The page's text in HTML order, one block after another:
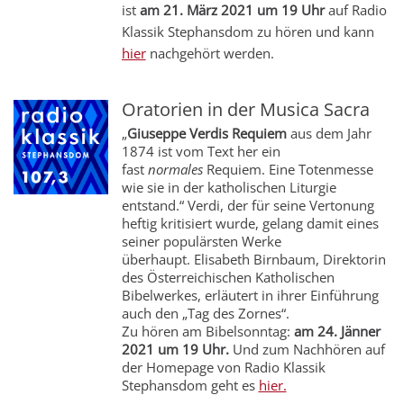
ist am 21. März 2021 um 19 Uhrauf Radio
Klassik Stephansdom zu hören und kann
hiernachgehört werden.
Oratorien in der Musica Sacra
„Giuseppe Verdis Requiem aus dem Jahr
1874 ist vom Text her ein
fast normales Requiem. Eine Totenmesse
wie sie in der katholischen Liturgie
entstand.“ Verdi, der für seine Vertonung
heftig kritisiert wurde, gelang damit eines
seiner populärsten Werke
überhaupt. Elisabeth Birnbaum, Direktorin
des Österreichischen Katholischen
Bibelwerkes, erläutert in ihrer Einführung
auch den „Tag des Zornes“.
Zu hören am Bibelsonntag: am 24. Jänner
2021 um 19 Uhr.Und zum Nachhören auf
der Homepage von Radio Klassik
Stephansdom geht es hier.